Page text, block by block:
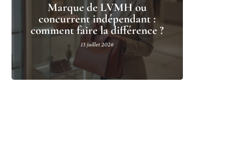
Marque de LVMH ou
concurrent indépendant :
comment faire la différence ?
13 juillet 2026